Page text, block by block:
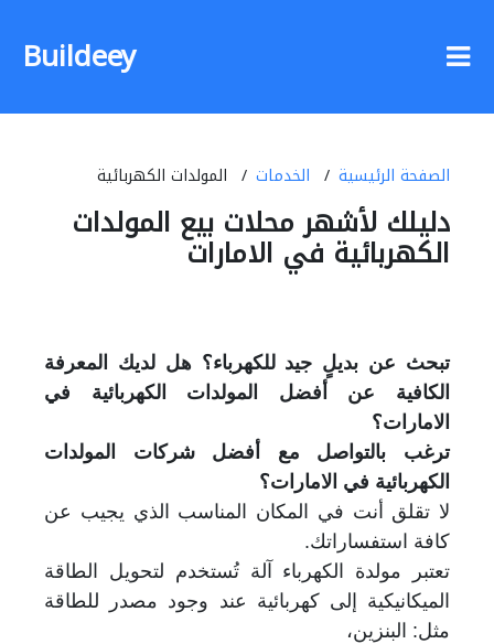
Buildeey
الصفحة الرئيسية الخدمات المولدات الكهربائية
دليلك لأشهر محلات بيع المولدات
الكهربائية في الامارات
تبحث عن بديلٍ جيد للكهرباء؟ هل لديك المعرفة
الكافية عن أفضل المولدات الكهربائية في
الامارات؟
ترغب بالتواصل مع أفضل شركات المولدات
الكهربائية في الامارات؟
لا تقلق أنت في المكان المناسب الذي يجيب عن
كافة استفساراتك.
تعتبر مولدة الكهرباء آلة تُستخدم لتحويل الطاقة
الميكانيكية إلى كهربائية عند وجود مصدر للطاقة
مثل: البنزين،